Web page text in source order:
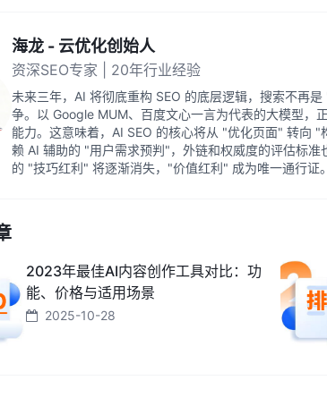
海龙 - 云优化创始人
资深SEO专家 | 20年行业经验
未来三年，AI 将彻底重构 SEO 的底层逻辑，搜索不再
争。以 Google MUM、百度文心一言为代表的大模型，
能力。这意味着，AI SEO 的核心将从 "优化页面" 转
赖 AI 辅助的 "用户需求预判"，外链和权威度的评估标
的 "技巧红利" 将逐渐消失，"价值红利" 成为唯一通行证。
2023年最佳AI内容创作工具对比：功
能、价格与适用场景
2025-10-28